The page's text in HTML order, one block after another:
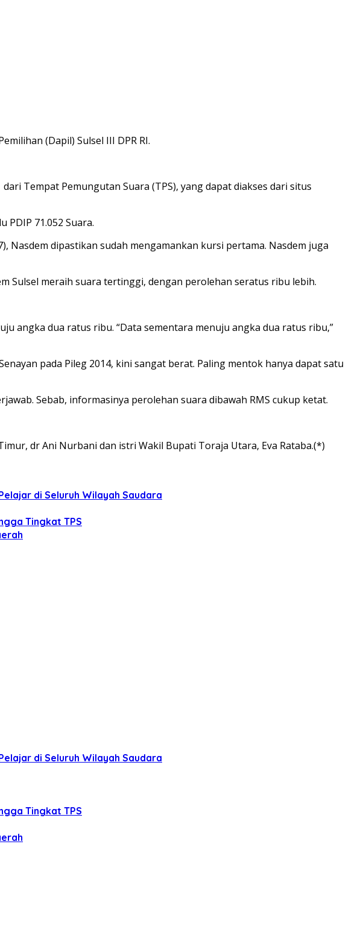
(Dapil) Sulsel III DPR RI.
Tempat Pemungutan Suara (TPS), yang dapat diakses dari situs
PDIP 71.052 Suara.
Nasdem dipastikan sudah mengamankan kursi pertama. Nasdem juga
Sulsel meraih suara tertinggi, dengan perolehan seratus ribu lebih.
angka dua ratus ribu. “Data sementara menuju angka dua ratus ribu,”
pada Pileg 2014, kini sangat berat. Paling mentok hanya dapat satu
Sebab, informasinya perolehan suara dibawah RMS cukup ketat.
dr Ani Nurbani dan istri Wakil Bupati Toraja Utara, Eva Rataba.(*)
di Seluruh Wilayah Saudara
Tingkat TPS
di Seluruh Wilayah Saudara
Tingkat TPS